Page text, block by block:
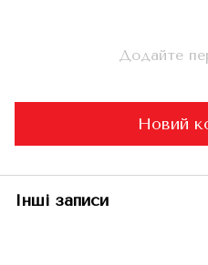
Додайте
Новий
Інші записи